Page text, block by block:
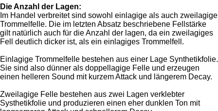
Die Anzahl der Lagen:
Im Handel verbreitet sind sowohl einlagige als auch zweilagige
Trommelfelle. Die im letzten Absatz beschriebene Fellstärke
gilt natürlich auch für die Anzahl der lagen, da ein zweilagiges
Fell deutlich dicker ist, als ein einlagiges Trommelfell.
Einlagige Trommelfelle bestehen aus einer Lage Synthetikfolie.
Sie sind also dünner als doppellagige Felle und erzeugen
einen helleren Sound mit kurzem Attack und längerem Decay.
Zweilagige Felle bestehen aus zwei Lagen verklebter
Systhetikfolie und produzieren einen eher dunklen Ton mit